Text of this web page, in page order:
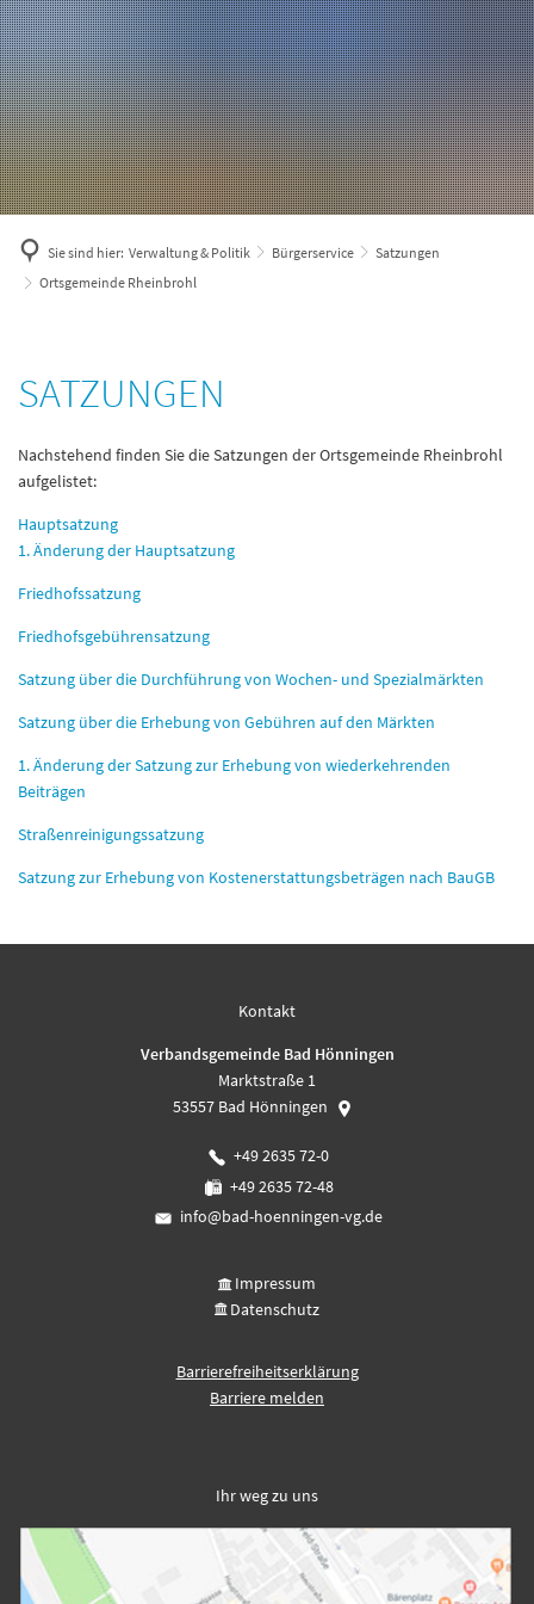
Sie sind hier: Verwaltung & Politik Bürgerservice
Satzungen
Ortsgemeinde Rheinbrohl
Ortsgemeinde
SATZUNGEN
Nachstehend finden Sie die Satzungen der Ortsgemeinde Rheinbrohl
aufgelistet:
Hauptsatzung
1. Änderung der Hauptsatzung
Friedhofssatzung
Friedhofsgebührensatzung
Satzung über die Durchführung von Wochen- und Spezialmärkten
Satzung über die Erhebung von Gebühren auf den Märkten
1. Änderung der Satzung zur Erhebung von wiederkehrenden
Beiträgen
Straßenreinigungssatzung
Satzung zur Erhebung von Kostenerstattungsbeträgen nach BauGB
Kontakt
Verbandsgemeinde Bad Hönningen
Marktstraße 1
53557 Bad Hönningen
+49 2635 72-0
+49 2635 72-48
info@bad-hoenningen-vg.de
Impressum
Datenschutz
Barrierefreiheitserklärung
Barriere melden
Ihr weg zu uns